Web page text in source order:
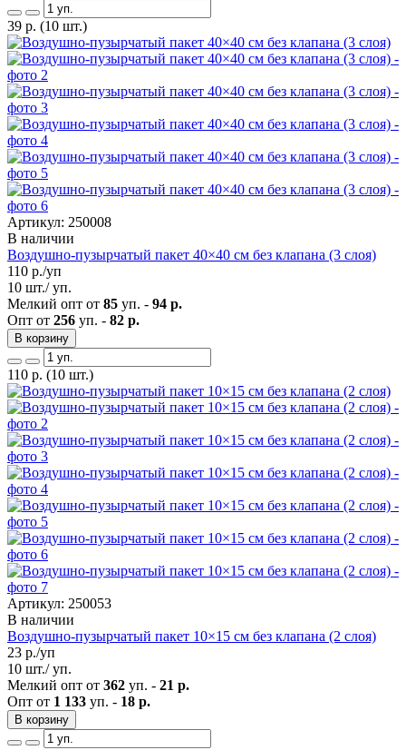
39 р. (10 шт.)
Артикул: 250008
В наличии
Воздушно-пузырчатый пакет 40×40 см без клапана (3 слоя)
110 р./уп
10 шт./ уп.
Мелкий опт от 85 уп. - 94 р.
Опт от 256 уп. - 82 р.
В корзину
110 р. (10 шт.)
Артикул: 250053
В наличии
Воздушно-пузырчатый пакет 10×15 см без клапана (2 слоя)
23 р./уп
10 шт./ уп.
Мелкий опт от 362 уп. - 21 р.
Опт от 1 133 уп. - 18 р.
В корзину